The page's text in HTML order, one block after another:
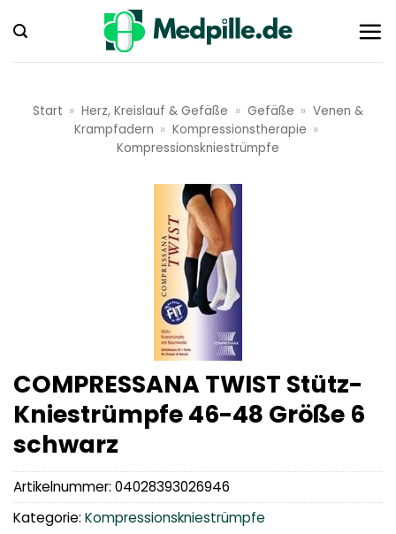
Inhalt
springen
Start » Herz, Kreislauf & Gefäße » Gefäße » Venen &
Krampfadern » Kompressionstherapie »
Kompressionskniestrümpfe
COMPRESSANA TWIST Stütz-
Kniestrümpfe 46-48 Größe 6
schwarz
Artikelnummer: 04028393026946
Kategorie: Kompressionskniestrümpfe